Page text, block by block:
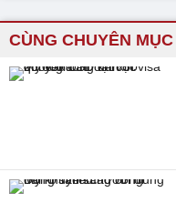
CÙNG CHUYÊN MỤC